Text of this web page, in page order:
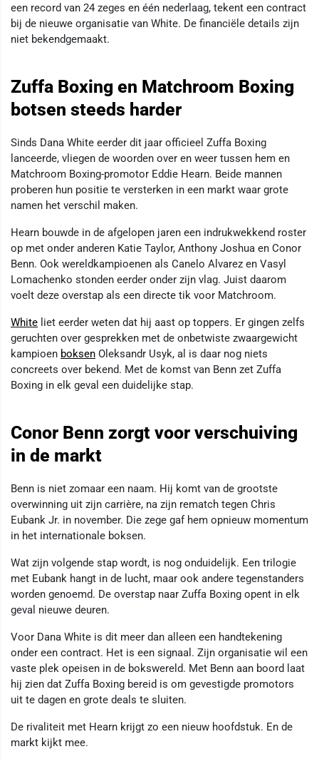
een record van 24 zeges en één nederlaag, tekent een contract
bij de nieuwe organisatie van White. De financiële details zijn
niet bekendgemaakt.
Zuffa Boxing en Matchroom Boxing
botsen steeds harder
Sinds Dana White eerder dit jaar officieel Zuffa Boxing
lanceerde, vliegen de woorden over en weer tussen hem en
Matchroom Boxing-promotor Eddie Hearn. Beide mannen
proberen hun positie te versterken in een markt waar grote
namen het verschil maken.
Hearn bouwde in de afgelopen jaren een indrukwekkend roster
op met onder anderen Katie Taylor, Anthony Joshua en Conor
Benn. Ook wereldkampioenen als Canelo Alvarez en Vasyl
Lomachenko stonden eerder onder zijn vlag. Juist daarom
voelt deze overstap als een directe tik voor Matchroom.
White liet eerder weten dat hij aast op toppers. Er gingen zelfs
geruchten over gesprekken met de onbetwiste zwaargewicht
kampioen boksen Oleksandr Usyk, al is daar nog niets
concreets over bekend. Met de komst van Benn zet Zuffa
Boxing in elk geval een duidelijke stap.
Conor Benn zorgt voor verschuiving
in de markt
Benn is niet zomaar een naam. Hij komt van de grootste
overwinning uit zijn carrière, na zijn rematch tegen Chris
Eubank Jr. in november. Die zege gaf hem opnieuw momentum
in het internationale boksen.
Wat zijn volgende stap wordt, is nog onduidelijk. Een trilogie
met Eubank hangt in de lucht, maar ook andere tegenstanders
worden genoemd. De overstap naar Zuffa Boxing opent in elk
geval nieuwe deuren.
Voor Dana White is dit meer dan alleen een handtekening
onder een contract. Het is een signaal. Zijn organisatie wil een
vaste plek opeisen in de bokswereld. Met Benn aan boord laat
hij zien dat Zuffa Boxing bereid is om gevestigde promotors
uit te dagen en grote deals te sluiten.
De rivaliteit met Hearn krijgt zo een nieuw hoofdstuk. En de
markt kijkt mee.